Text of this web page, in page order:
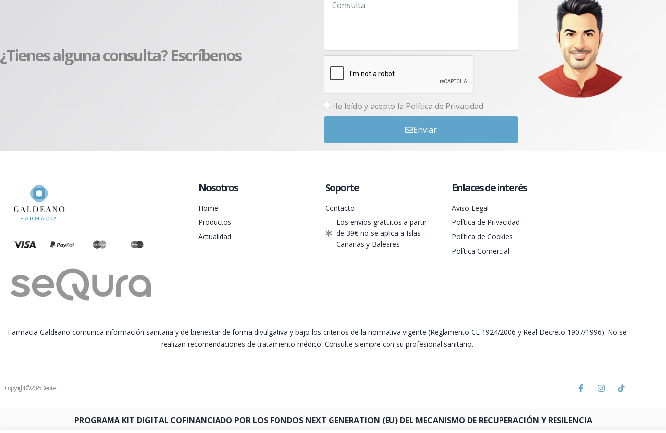
¿Tienes alguna consulta? Escríbenos
He leído y acepto la Política de Privacidad
Enviar
Nosotros
Home
Productos
Actualidad
Soporte
Contacto
Los envíos gratuitos a partir
de 39€ no se aplica a Islas
Canarias y Baleares
Enlaces de interés
Aviso Legal
Política de Privacidad
Política de Cookies
Política Comercial
Farmacia Galdeano comunica información sanitaria y de bienestar de forma divulgativa y bajo los criterios de la normativa vigente (Reglamento CE 1924/2006 y Real Decreto 1907/1996). No se
realizan recomendaciones de tratamiento médico. Consulte siempre con su profesional sanitario.
Copyright © 2025 Deditec
PROGRAMA KIT DIGITAL COFINANCIADO POR LOS FONDOS NEXT GENERATION (EU) DEL MECANISMO DE RECUPERACIÓN Y RESILENCIA